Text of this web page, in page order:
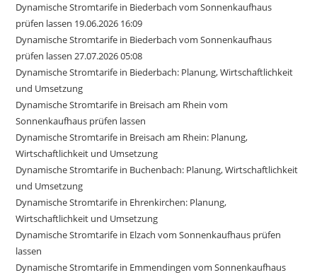
Dynamische Stromtarife in Biederbach vom Sonnenkaufhaus
prüfen lassen 19.06.2026 16:09
Dynamische Stromtarife in Biederbach vom Sonnenkaufhaus
prüfen lassen 27.07.2026 05:08
Dynamische Stromtarife in Biederbach: Planung, Wirtschaftlichkeit
und Umsetzung
Dynamische Stromtarife in Breisach am Rhein vom
Sonnenkaufhaus prüfen lassen
Dynamische Stromtarife in Breisach am Rhein: Planung,
Wirtschaftlichkeit und Umsetzung
Dynamische Stromtarife in Buchenbach: Planung, Wirtschaftlichkeit
und Umsetzung
Dynamische Stromtarife in Ehrenkirchen: Planung,
Wirtschaftlichkeit und Umsetzung
Dynamische Stromtarife in Elzach vom Sonnenkaufhaus prüfen
lassen
Dynamische Stromtarife in Emmendingen vom Sonnenkaufhaus